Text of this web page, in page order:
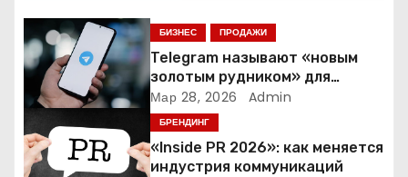
я
п
о
з
БИЗНЕС ПРОДАЖИ
Telegram называют «новым
золотым рудником» для
креаторов: как блогеры
создают онлайн-бизнес
Мар 28, 2026 Admin
БРЕНДИНГ
«Inside PR 2026»: как меняется
индустрия коммуникаций